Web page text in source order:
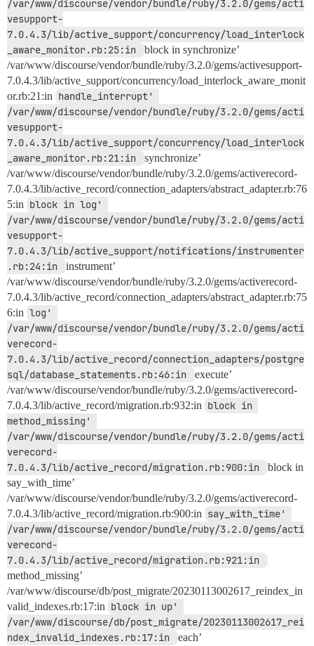
/var/www/discourse/vendor/bundle/ruby/3.2.0/gems/acti
vesupport-
7.0.4.3/lib/active_support/concurrency/load_interlock
_aware_monitor.rb:25:in
block in synchronize’
/var/www/discourse/vendor/bundle/ruby/3.2.0/gems/activesupport-
7.0.4.3/lib/active_support/concurrency/load_interlock_aware_monit
or.rb:21:in handle_interrupt'
/var/www/discourse/vendor/bundle/ruby/3.2.0/gems/acti
vesupport-
7.0.4.3/lib/active_support/concurrency/load_interlock
_aware_monitor.rb:21:in
synchronize’
/var/www/discourse/vendor/bundle/ruby/3.2.0/gems/activerecord-
7.0.4.3/lib/active_record/connection_adapters/abstract_adapter.rb:76
5:in block in log'
/var/www/discourse/vendor/bundle/ruby/3.2.0/gems/acti
vesupport-
7.0.4.3/lib/active_support/notifications/instrumenter
.rb:24:in
instrument’
/var/www/discourse/vendor/bundle/ruby/3.2.0/gems/activerecord-
7.0.4.3/lib/active_record/connection_adapters/abstract_adapter.rb:75
6:in log'
/var/www/discourse/vendor/bundle/ruby/3.2.0/gems/acti
verecord-
7.0.4.3/lib/active_record/connection_adapters/postgre
sql/database_statements.rb:46:in
execute’
/var/www/discourse/vendor/bundle/ruby/3.2.0/gems/activerecord-
7.0.4.3/lib/active_record/migration.rb:932:in block in
method_missing'
/var/www/discourse/vendor/bundle/ruby/3.2.0/gems/acti
verecord-
7.0.4.3/lib/active_record/migration.rb:900:in
block in
say_with_time’
/var/www/discourse/vendor/bundle/ruby/3.2.0/gems/activerecord-
7.0.4.3/lib/active_record/migration.rb:900:in say_with_time'
/var/www/discourse/vendor/bundle/ruby/3.2.0/gems/acti
verecord-
method_missing’
/var/www/discourse/db/post_migrate/20230113002617_reindex_in
valid_indexes.rb:17:in block in up'
/var/www/discourse/db/post_migrate/20230113002617_rei
ndex_invalid_indexes.rb:17:in
each’